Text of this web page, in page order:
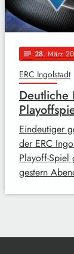
notes 28. März
ERC Ingolstadt
Eindeutiger
der ERC
Playoff-Spiel
gestern